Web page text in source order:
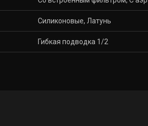
Силиконовые, Латунь
Гибкая подводка 1/2